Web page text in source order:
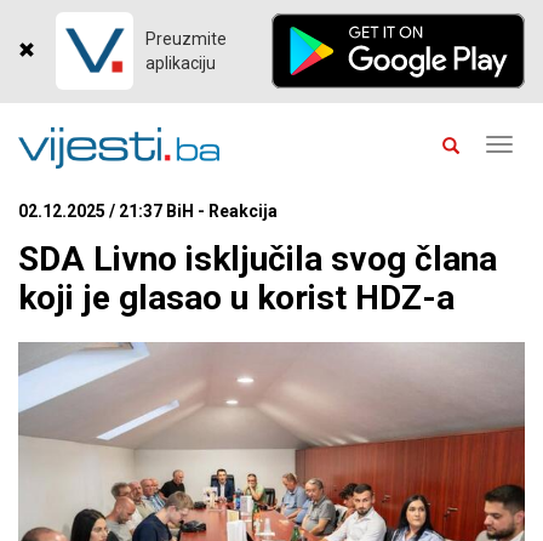
Preuzmite
aplikaciju
02.12.2025 / 21:37 BiH - Reakcija
SDA Livno isključila svog člana
koji je glasao u korist HDZ-a